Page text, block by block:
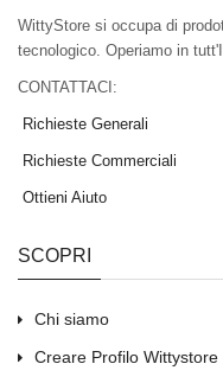
WittyStore si occupa di
tecnologico. Operiamo in
CONTATTACI:
Richieste Generali
Richieste Commerciali
Ottieni Aiuto
SCOPRI
Chi siamo
Creare Profilo Wittystore